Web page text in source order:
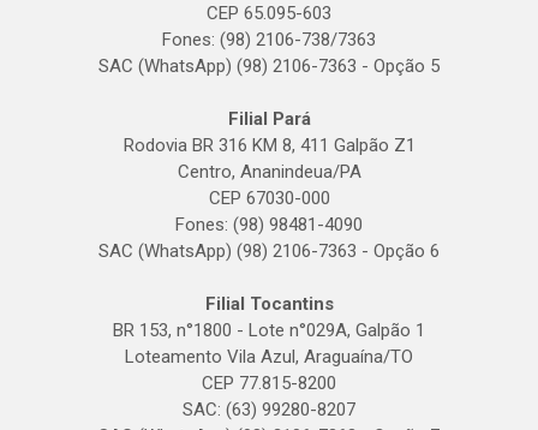
CEP 65.095-603
Fones: (98) 2106-738/7363
SAC (WhatsApp) (98) 2106-7363 - Opção 5
Filial Pará
Rodovia BR 316 KM 8, 411 Galpão Z1
Centro, Ananindeua/PA
CEP 67030-000
Fones: (98) 98481-4090
SAC (WhatsApp) (98) 2106-7363 - Opção 6
Filial Tocantins
BR 153, n°1800 - Lote n°029A, Galpão 1
Loteamento Vila Azul, Araguaína/TO
CEP 77.815-8200
SAC: (63) 99280-8207